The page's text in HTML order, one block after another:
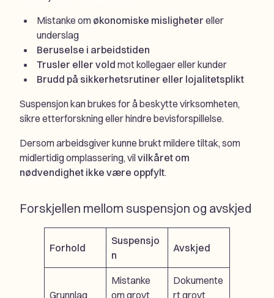
Mistanke om økonomiske misligheter eller
underslag
Beruselse i arbeidstiden
Trusler eller vold mot kollegaer eller kunder
Brudd på sikkerhetsrutiner eller lojalitetsplikt
Suspensjon kan brukes for å beskytte virksomheten,
sikre etterforskning eller hindre bevisforspillelse.
Dersom arbeidsgiver kunne brukt mildere tiltak, som
midlertidig omplassering, vilvilkåret om
nødvendighet ikke være oppfylt.
Forskjellen mellom suspensjon og avskjed
Forhold
Suspensjo
n
Avskjed
Grunnlag
Mistanke
om grovt
Dokumente
rt grovt